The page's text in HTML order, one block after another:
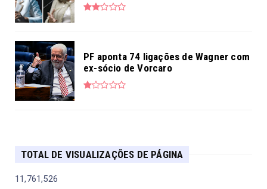
PF aponta 74 ligações de Wagner com
ex-sócio de Vorcaro
TOTAL DE VISUALIZAÇÕES DE PÁGINA
11,761,526